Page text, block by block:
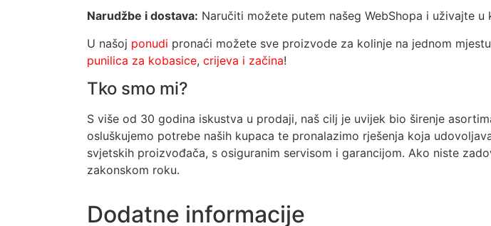
Narudžbe i dostava: Naručiti možete putem našeg WebShopa i uživajte
U našoj ponudi pronaći možete sve proizvode za kolinje na jednom
punilica za kobasice, crijeva i začina!
Tko smo mi?
S više od 30 godina iskustva u prodaji, naš cilj je uvijek bio širenje
osluškujemo potrebe naših kupaca te pronalazimo rješenja koja
svjetskih proizvođača, s osiguranim servisom i garancijom. Ako niste
zakonskom roku.
Dodatne informacije